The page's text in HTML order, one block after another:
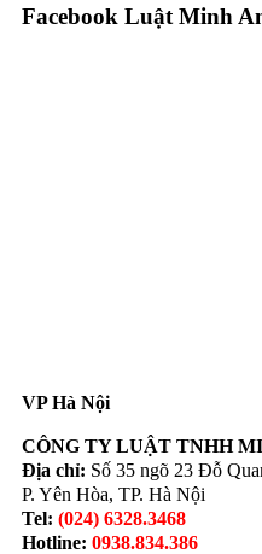
Facebook Luật Minh
VP Hà Nội
CÔNG TY LUẬT TNHH
Địa chỉ: Số 35 ngõ 23 Đỗ
P. Yên Hòa, TP. Hà Nội
Tel: (024) 6328.3468
Hotline: 0938.834.386